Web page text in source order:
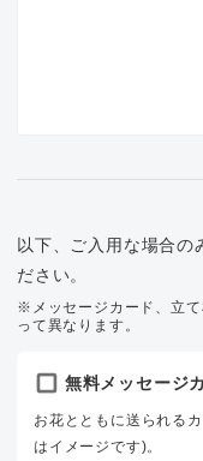
以下、ご入用な場合の
ださい。
※メッセージカード、立
って異なります。
無料メッセージ
お花とともに送られる
はイメージです)。